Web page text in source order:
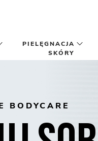
PIELĘGNACJA
SKÓRY
BODYCARE